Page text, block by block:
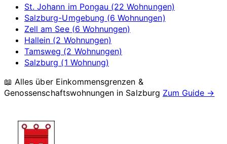
St. Johann im Pongau (22 Wohnungen)
Salzburg-Umgebung (6 Wohnungen)
Zell am See (6 Wohnungen)
Hallein (2 Wohnungen)
Tamsweg (2 Wohnungen)
Salzburg (1 Wohnung)
📖 Alles über Einkommensgrenzen &
Genossenschaftswohnungen in Salzburg Zum Guide →